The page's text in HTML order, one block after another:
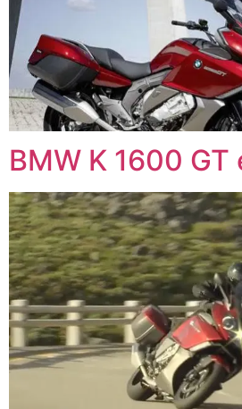
BMW K 1600 GT